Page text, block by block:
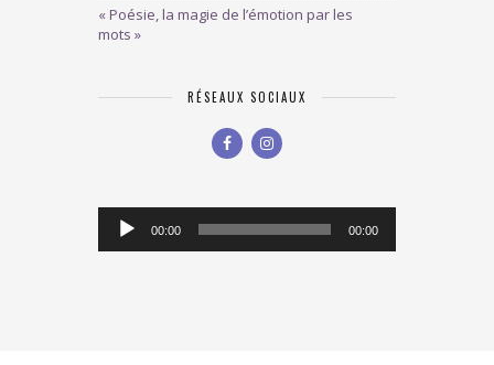
« Poésie, la magie de l’émotion par les
mots »
RÉSEAUX SOCIAUX
Lecteur
audio
00:00 00:00